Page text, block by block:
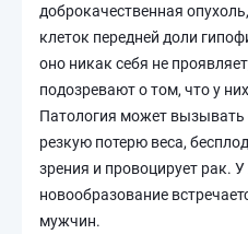
доброкачественная
клеток передней доли
оно никак себя не
подозревают о том, что у
Патология может вызывать
резкую потерю веса,
зрения и провоцирует рак.
новообразование
мужчин.